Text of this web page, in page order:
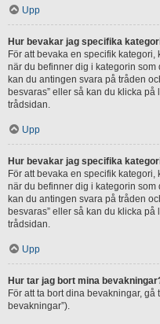
Upp
Hur bevakar jag specifika
För att bevaka en specifik
när du befinner dig i kategorin
kan du antingen svara på tråden
besvaras” eller så kan du klicka på
trådsidan.
Upp
Hur bevakar jag specifika
För att bevaka en specifik
när du befinner dig i kategorin
kan du antingen svara på tråden
besvaras” eller så kan du klicka på
trådsidan.
Upp
Hur tar jag bort mina
För att ta bort dina bevakningar,
bevakningar”).